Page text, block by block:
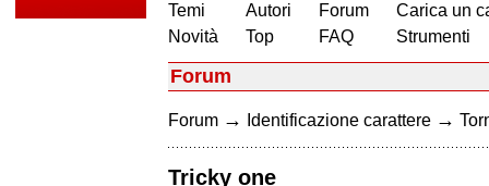
Temi
Novità
Autori
Top
Forum
FAQ
Carica un
Strumenti
Forum
Forum → Identificazione carattere →
Tricky one